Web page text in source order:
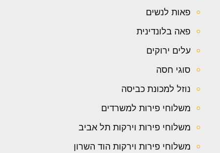
פאות לנשים
פאה בלונדינית
עלים ירוקים
סוגי חסה
נוזל למכונת כביסה
משלוחי פירות למשרדים
משלוחי פירות וירקות תל אביב
משלוחי פירות וירקות הוד השרון